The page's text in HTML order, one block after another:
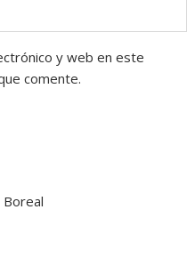
y web en este
comente.